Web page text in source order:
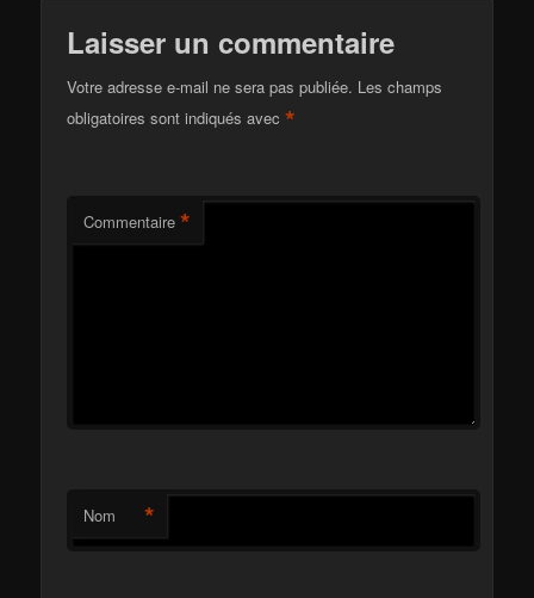
Laisser un commentaire
Votre adresse e-mail ne sera pas publiée. Les champs
obligatoires sont indiqués avec*
Commentaire *
Nom *